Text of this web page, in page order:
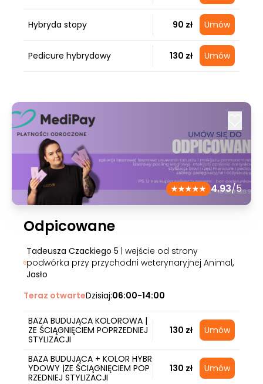
Hybryda stopy 90 zł Umów
Pedicure hybrydowy 130 zł Umów
4.93/5
Odpicowane
Tadeusza Czackiego 5 | wejście od strony
podwórka przy przychodni weterynaryjnej Animal,
Jasło
Teraz otwarteDzisiaj:06:00-14:00
BAZA BUDUJĄCA KOLOROWA |
ZE ŚCIĄGNIĘCIEM POPRZEDNIEJ
STYLIZACJI
130 zł Umów
BAZA BUDUJĄCA + KOLOR HYBR
YDOWY |ZE ŚCIĄGNIĘCIEM POP
RZEDNIEJ STYLIZACJI
130 zł Umów